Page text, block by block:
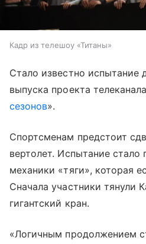
Кадр из телешоу «Титаны»
Стало известно испытание
выпуска проекта
сезонов».
Спортсменам предстоит
вертолет. Испытание
механики «тяги», которая
Сначала участники тянули
гигантский кран.
«Логичным продолжением